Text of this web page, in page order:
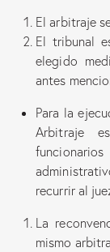
El arbitraje
El tribunal
elegido
antes
Para la
Arbitraje
recurrir al
La
mismo